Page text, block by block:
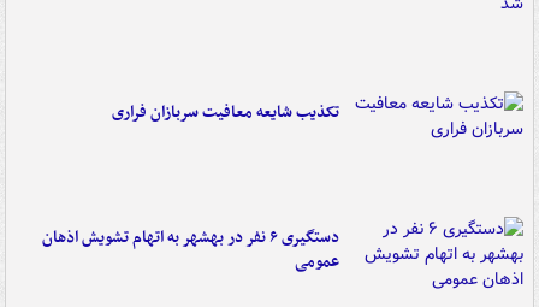
تکذیب شایعه معافیت سربازان فراری
دستگیری ۶ نفر در بهشهر به اتهام تشویش اذهان
عمومی